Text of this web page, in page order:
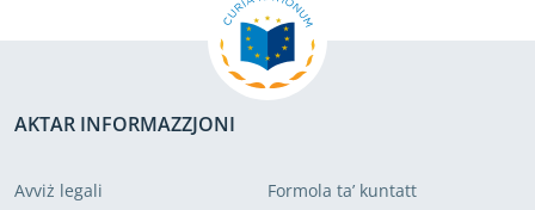
AKTAR INFORMAZZJONI
Avviż legali
Formola ta’ kuntatt